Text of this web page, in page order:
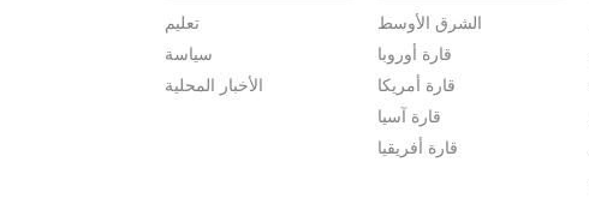
نيغداتعليم
سياسة
الأخبار المحلية
الشرق الأوسط
قارة أوروبا
قارة أمريكا
قارة آسيا
قارة أفريقيا